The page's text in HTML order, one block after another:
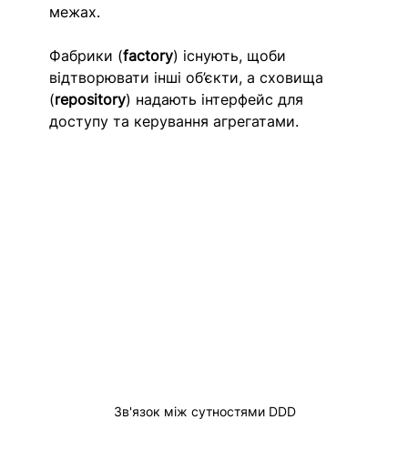
межах.
Фабрики (factory) існують, щоби
відтворювати інші об’єкти, а сховища
(repository) надають інтерфейс для
доступу та керування агрегатами.
Зв'язок між сутностями DDD